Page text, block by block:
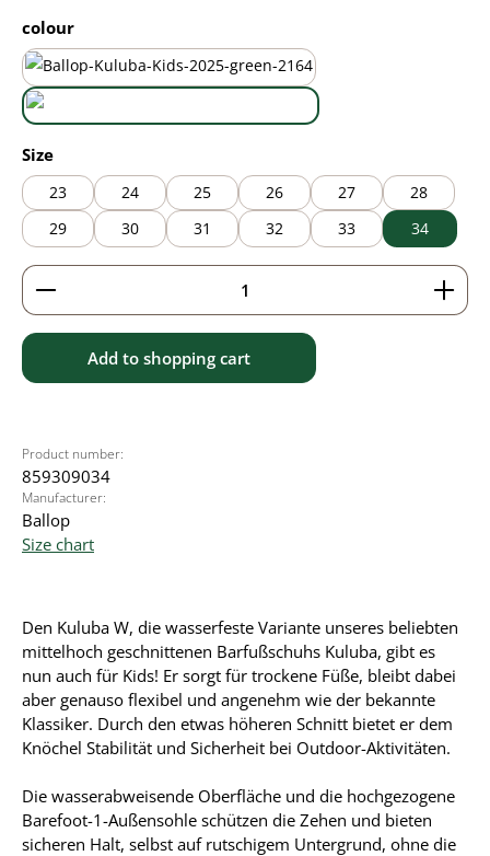
Select
colour
black/green
wasabi
Select
Size
23 24 25 26 27
28
29
30 31 32 33 34
Product Quantity: Enter the desired amount or
Add to shopping cart
Product number:
859309034
Manufacturer:
Ballop
Size chart
Den Kuluba W, die wasserfeste Variante unseres beliebten
mittelhoch geschnittenen Barfußschuhs Kuluba, gibt es
nun auch für Kids! Er sorgt für trockene Füße, bleibt dabei
aber genauso flexibel und angenehm wie der bekannte
Klassiker. Durch den etwas höheren Schnitt bietet er dem
Knöchel Stabilität und Sicherheit bei Outdoor-Aktivitäten.
Die wasserabweisende Oberfläche und die hochgezogene
Barefoot-1-Außensohle schützen die Zehen und bieten
sicheren Halt, selbst auf rutschigem Untergrund, ohne die